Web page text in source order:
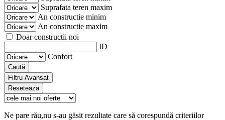
Suprafata teren maxim
An constructie minim
An constructie maxim
Doar constructii noi
ID
Confort
Caută
Filtru Avansat
Reseteaza
Ne pare rău,nu s-au găsit rezultate care să corespundă criteriilor